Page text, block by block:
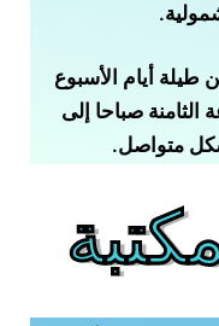
طيلة أيام الأسبوع
صباحا إلى
متواصل.